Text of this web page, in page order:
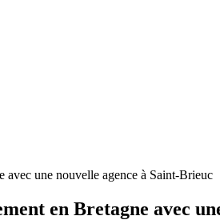
avec une nouvelle agence à Saint-Brieuc
en Bretagne avec